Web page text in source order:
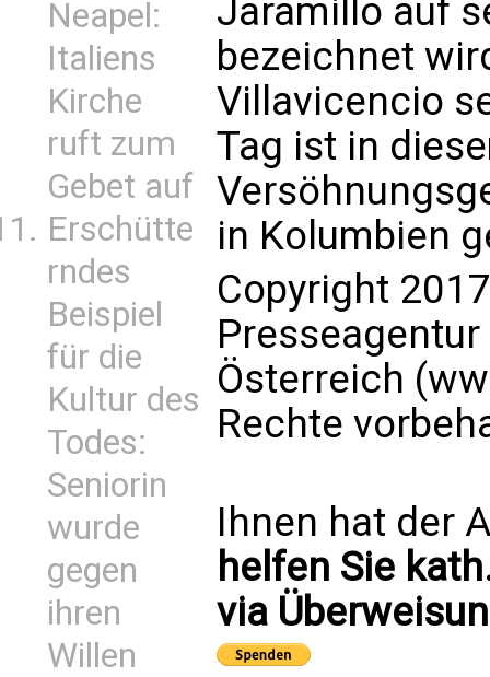
Neapel:
Italiens
Kirche
ruft zum
Gebet auf
Erschütte
rndes
Beispiel
für die
Kultur des
Todes:
Seniorin
wurde
gegen
ihren
Willen
Jaramillo auf
bezeichnet
Villavicencio
Tag ist in
in Kolumbien
Copyright
Presseagentur
Österreich
Rechte
Ihnen hat der
helfen Sie
via